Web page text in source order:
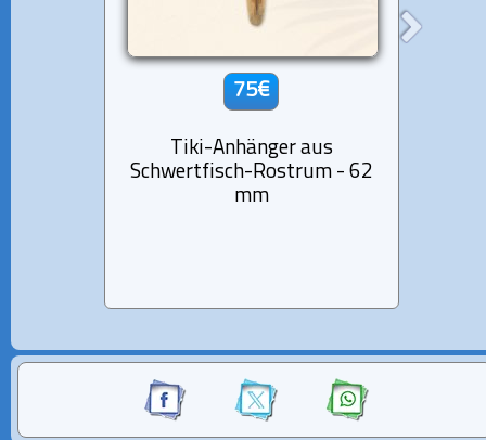
75€
Tiki-Anhänger aus
Schwertfisch-Rostrum - 62
mm